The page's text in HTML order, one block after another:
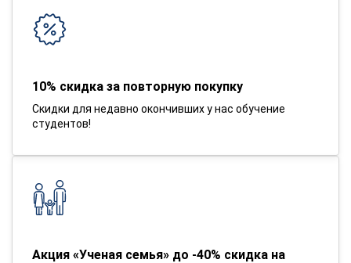
10% скидка за повторную покупку
Скидки для недавно окончивших у нас обучение
студентов!
Акция «Ученая семья» до -40% скидка на